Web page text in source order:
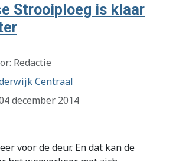
Strooiploeg is klaar
Redactie
Centraal
december 2014
voor de deur. En dat kan de